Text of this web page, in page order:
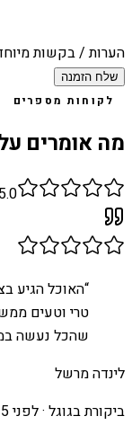
הערות / בקשות
שלח הזמנה
לקוחות מספרים
מה אומרים
5.0
“האוכל הגיע
טרי וטעים
שהכל נעשה
לינדה מרשל
ביקורת בגוגל ·לפני 5 חודשים